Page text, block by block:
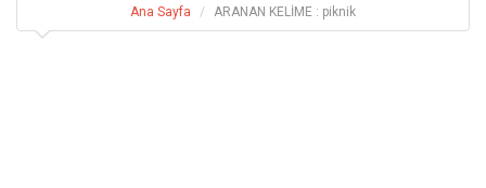
Ana Sayfa ARANAN KELİME : piknik